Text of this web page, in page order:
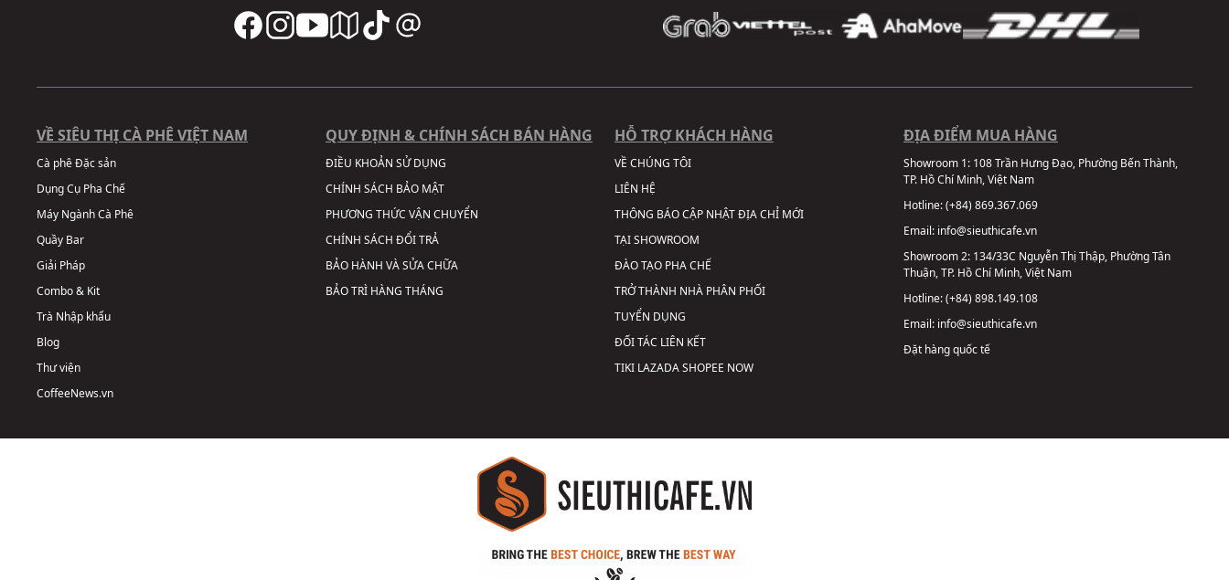
VỀ SIÊU THỊ CÀ PHÊ VIỆT NAM
Cà phê Đặc sản
Dụng Cụ Pha Chế
Máy Ngành Cà Phê
Quầy Bar
Giải Pháp
Combo & Kit
Trà Nhập khẩu
Blog
Thư viện
CoffeeNews.vn
QUY ĐỊNH & CHÍNH SÁCH BÁN HÀNG
ĐIỀU KHOẢN SỬ DỤNG
CHÍNH SÁCH BẢO MẬT
PHƯƠNG THỨC VẬN CHUYỂN
CHÍNH SÁCH ĐỔI TRẢ
BẢO HÀNH VÀ SỬA CHỮA
BẢO TRÌ HÀNG THÁNG
HỖ TRỢ KHÁCH HÀNG
VỀ CHÚNG TÔI
LIÊN HỆ
THÔNG BÁO CẬP NHẬT ĐỊA CHỈ MỚI
TẠI SHOWROOM
ĐÀO TẠO PHA CHẾ
TRỞ THÀNH NHÀ PHÂN PHỐI
TUYỂN DỤNG
ĐỐI TÁC LIÊN KẾT
TIKI LAZADASHOPEE NOW
ĐỊA ĐIỂM MUA HÀNG
Showroom 1: 108 Trần Hưng Đạo, Phường Bến Thành,
TP. Hồ Chí Minh, Việt Nam
Hotline:(+84) 869.367.069
Email: info@sieuthicafe.vn
Showroom 2: 134/33C Nguyễn Thị Thập, Phường Tân
Thuận, TP. Hồ Chí Minh, Việt Nam
Hotline:(+84) 898.149.108
Email: info@sieuthicafe.vn
Đặt hàng quốc tế